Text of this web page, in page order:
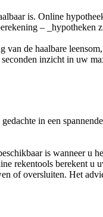
is. Online
– _hypotheken
van de haalbare
inzicht in uw
in een
is wanneer u
rekentools berekent
of oversluiten. Het